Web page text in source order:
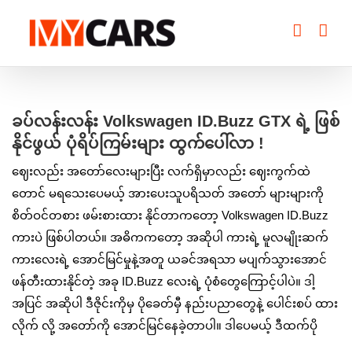
Larger
Image
ခပ်လန်းလန်း Volkswagen ID.Buzz GTX ရဲ့ ဖြစ်
နိုင်ဖွယ် ပုံရိပ်ကြမ်းများ ထွက်ပေါ်လာ !
ဈေးလည်း အတော်လေးများပြီး လက်ရှိမှာလည်း ဈေးကွက်ထဲ
တောင် မရသေးပေမယ့် အားပေးသူပရိသတ် အတော် များများကို
စိတ်ဝင်တစား ဖမ်းစားထား နိုင်တာကတော့ Volkswagen ID.Buzz
ကားပဲ ဖြစ်ပါတယ်။ အဓိကကတော့ အဆိုပါ ကားရဲ့ မူလမျိုးဆက်
ကားလေးရဲ့ အောင်မြင်မှုနဲ့အတူ ယခင်အရသာ မပျက်သွားအောင်
ဖန်တီးထားနိုင်တဲ့ အခု ID.Buzz လေးရဲ့ ပုံစံတွေကြောင့်ပါပဲ။ ဒါ့
အပြင် အဆိုပါ ဒီဇိုင်းကိုမှ ပိုခေတ်မှီ နည်းပညာတွေနဲ့ ပေါင်းစပ် ထား
လိုက် လို့ အတော်ကို အောင်မြင်နေခဲ့တာပါ။ ဒါပေမယ့် ဒီထက်ပို